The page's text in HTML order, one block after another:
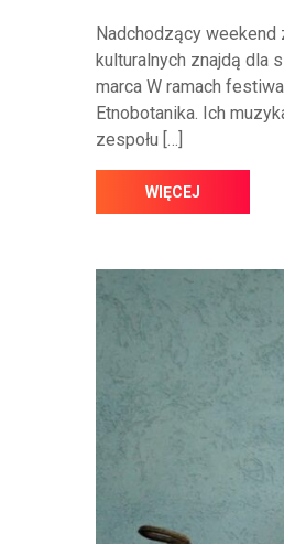
Nadchodzący
kulturalnych znajdą
marca W ramach
Etnobotanika. Ich
zespołu […]
WIĘCEJ